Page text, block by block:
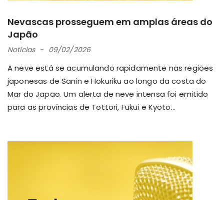
Nevascas prosseguem em amplas áreas do
Japão
Notícias 09/02/2026
A neve está se acumulando rapidamente nas regiões
japonesas de Sanin e Hokuriku ao longo da costa do
Mar do Japão. Um alerta de neve intensa foi emitido
para as províncias de Tottori, Fukui e Kyoto...